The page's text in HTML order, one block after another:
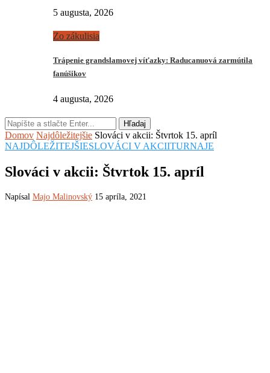
5 augusta, 2026
Zo zákulisia
Trápenie grandslamovej víťazky: Raducanuová zarmútila
fanúšikov
4 augusta, 2026
Hľadaj
Domov Najdôležitejšie Slováci v akcii: Štvrtok 15. apríl
NAJDÔLEŽITEJŠIESLOVÁCI V AKCIITURNAJE
Slováci v akcii: Štvrtok 15. apríl
Napísal Majo Malinovský 15 apríla, 2021